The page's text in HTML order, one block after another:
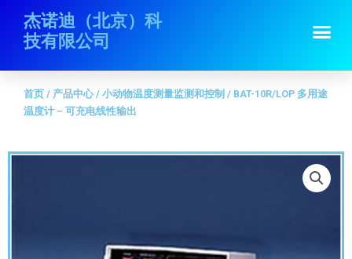
杰诺迪（北京）科
技有限公司
首页/产品中心 小动物温度测量监测和控制
– 可充电线性输出
首页 / 产品中心/ 小动物温度测量监测和控制 / BAT-10R/LOP 多用途
温度计 – 可充电线性输出